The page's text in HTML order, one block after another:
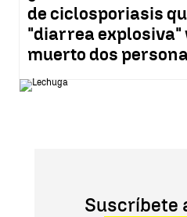
de ciclosporiasis
"diarrea explosiva"
muerto dos
Suscríbete